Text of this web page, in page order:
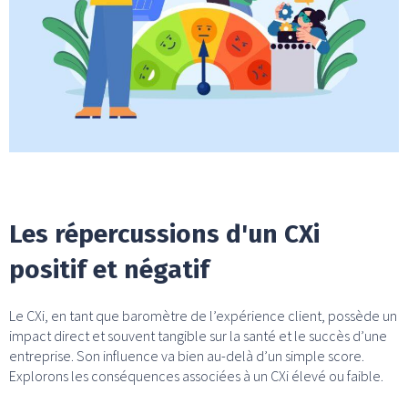
Les répercussions d'un CXi
positif et négatif
Le CXi, en tant que baromètre de l’expérience client, possède un
impact direct et souvent tangible sur la santé et le succès d’une
entreprise. Son influence va bien au-delà d’un simple score.
Explorons les conséquences associées à un CXi élevé ou faible.